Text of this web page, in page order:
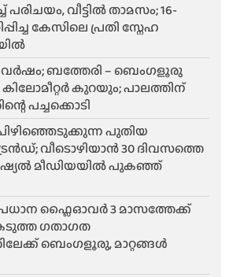
വീട്ടിൽ താമസം; 16-
കേസിലെ പ്രതി സ്നേഹ
വർഷം; ബത്തേരി – ബെംഗളൂരു
കിലോമീറ്റർ കുറയും; പാലത്തിന്
പച്ചക്കൊടി
പുതിയ
വീടൊഴിയാൻ 30 ദിവസത്തെ
മീഡിയയിൽ പുകഞ്ഞ്
ഫ്ലൈഓവർ 3 മാസത്തേക്ക്
ഗതാഗത
ബെംഗളൂരു, മാറ്റങ്ങൾ